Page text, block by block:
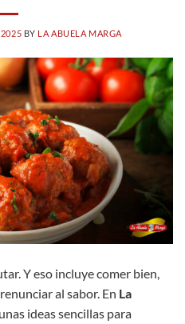
2025 BY LA ABUELA MARGA
Y eso incluye comer bien,
al sabor. En La
ideas sencillas para